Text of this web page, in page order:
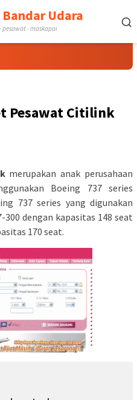
Udara
- maskapai
Pesawat Citilink
merupakan anak perusahaan
Boeing 737 series
737 series yang digunakan
dengan kapasitas 148 seat
170 seat.